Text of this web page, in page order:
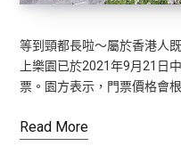
等到頸都長啦～屬於香港人
上樂園已於2021年9月21日
票。園方表示，門票價格會根
Read More